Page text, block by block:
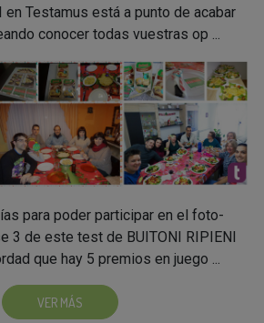
en Testamus está a punto de acabar
conocer todas vuestras op ...
para poder participar en el foto-
3 de este test de BUITONI RIPIENI
que hay 5 premios en juego ...
VER MÁS